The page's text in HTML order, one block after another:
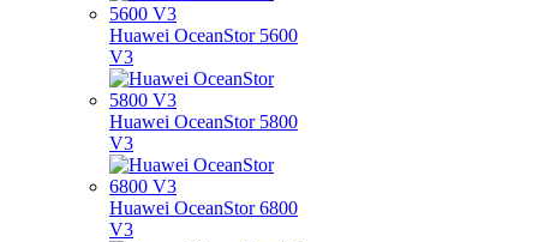
Huawei OceanStor 5600
V3
Huawei OceanStor 5800
V3
Huawei OceanStor 6800
V3